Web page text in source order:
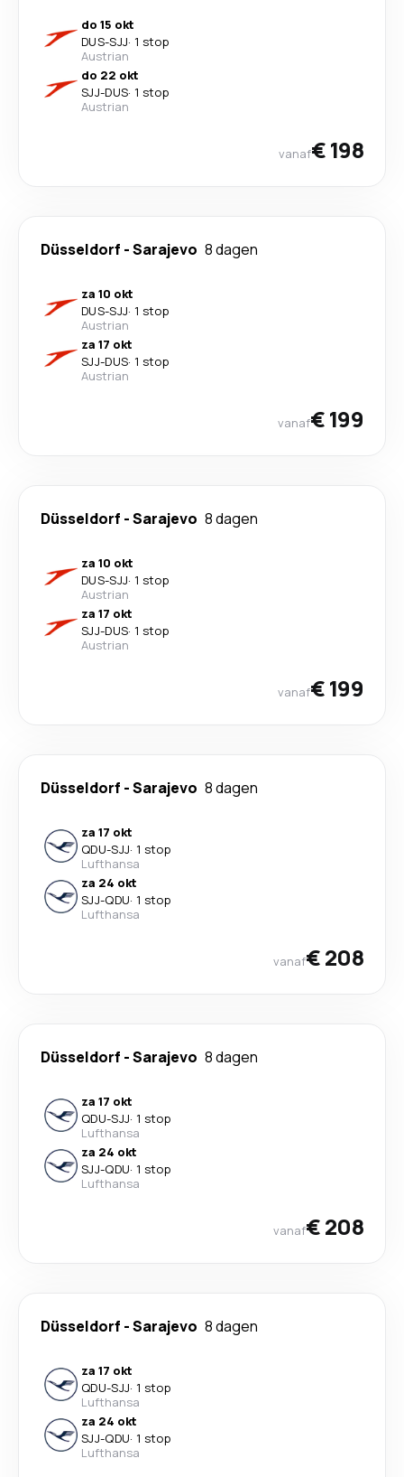
do 15 okt
DUS-SJJ· 1 stop
Austrian
do 22 okt
SJJ-DUS· 1 stop
Austrian
vanaf€ 198
Düsseldorf -Sarajevo 8 dagen
za 10 okt
DUS-SJJ· 1 stop
Austrian
za 17 okt
SJJ-DUS· 1 stop
Austrian
vanaf€ 199
Düsseldorf -Sarajevo 8 dagen
za 10 okt
DUS-SJJ· 1 stop
Austrian
za 17 okt
SJJ-DUS· 1 stop
Austrian
vanaf€ 199
Düsseldorf -Sarajevo 8 dagen
za 17 okt
QDU-SJJ· 1 stop
Lufthansa
za 24 okt
SJJ-QDU· 1 stop
Lufthansa
vanaf€ 208
Düsseldorf -Sarajevo 8 dagen
za 17 okt
QDU-SJJ· 1 stop
Lufthansa
za 24 okt
SJJ-QDU· 1 stop
Lufthansa
vanaf€ 208
Düsseldorf -Sarajevo 8 dagen
za 17 okt
QDU-SJJ· 1 stop
Lufthansa
za 24 okt
SJJ-QDU· 1 stop
Lufthansa